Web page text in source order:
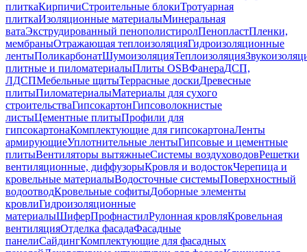
плиткаКирпичиСтроительные блокиТротуарная
плиткаИзоляционные материалыМинеральная
ватаЭкструдированный пенополистиролПенопластПленки,
мембраныОтражающая теплоизоляцияГидроизоляционные
лентыПоликарбонатШумоизоляцияТеплоизоляция
плитные и пиломатериалыПлиты OSBФанераДСП,
ЛДСПМебельные щитыТеррасные доскиДревесные
плитыПиломатериалыМатериалы для сухого
строительстваГипсокартонГипсоволокнистые
листыЦементные плитыПрофили для
гипсокартонаКомплектующие для гипсокартонаЛенты
армирующиеУплотнительные лентыГипсовые и цементные
плитыВентиляторы вытяжныеСистемы воздуховодовРешетки
вентиляционные, диффузорыКровля и водостокЧерепица и
кровельные материалыВодосточные системыПоверхностный
водоотводКровельные софитыДоборные элементы
кровлиГидроизоляционные
материалыШиферПрофнастилРулонная кровляКровельная
вентиляцияОтделка фасадаФасадные
панелиСайдингКомплектующие для фасадных